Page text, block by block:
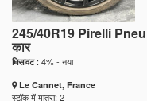
245/40R19 Pirelli
कार
घिसावट: 4% - नया
Le Cannet, France
स्टॉक में मात्रा: 2